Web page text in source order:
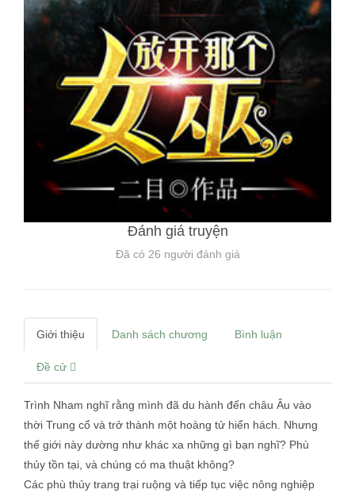
Đánh giá truyện
Đã có 26 người đánh giá
Giới thiệu Danh sách chương Bình luận
Đề cử
Trình Nham nghĩ rằng mình đã du hành đến châu Âu vào
thời Trung cổ và trở thành một hoàng tử hiển hách. Nhưng
thế giới này dường như khác xa những gì bạn nghĩ? Phù
thủy tồn tại, và chúng có ma thuật không?
Các phù thủy trang trại ruộng và tiếp tục việc nông nghiệp